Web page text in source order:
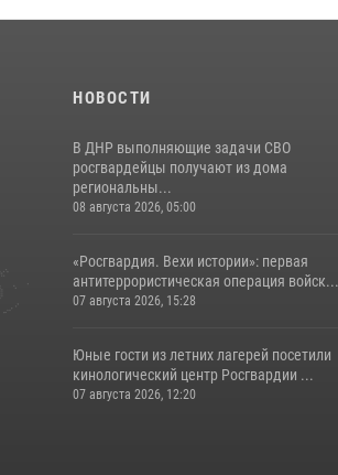
НОВОСТИ
В ДНР выполняющие задачи СВО
росгвардейцы получают из дома
региональны...
08 августа 2026, 05:00
«Росгвардия. Вехи истории»: первая
антитеррористическая операция войск...
07 августа 2026, 15:28
Юные гости из летних лагерей посетили
кинологический центр Росгвардии ...
07 августа 2026, 12:20